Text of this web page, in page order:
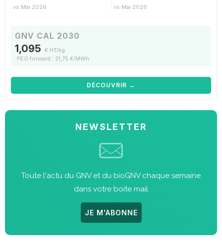
vs Mai 2026 vs Mai 2026
GNV CAL 2030
1,095 € HT/kg
PEG forward : 21,75 €/MWh
DÉCOUVRIR →
NEWSLETTER
Toute l'actu du GNV et du bioGNV chaque semaine
dans votre boite mail
JE M'ABONNE